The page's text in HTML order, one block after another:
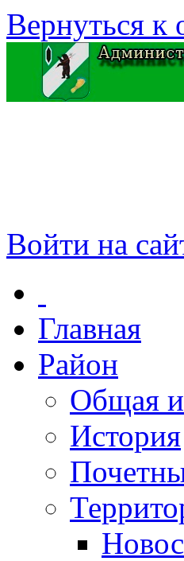
Вернуться
Войти на
Главная
Район
Общая
История